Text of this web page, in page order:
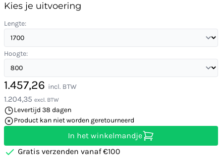
Kies je uitvoering
Lengte:
Hoogte:
1.457,26 incl. BTW
1.204,35 excl. BTW
Levertijd 38 dagen
Product kan niet worden geretourneerd
In het winkelmandje
Gratis verzenden vanaf €100